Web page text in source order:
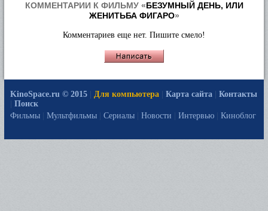
КОММЕНТАРИИ К ФИЛЬМУ «БЕЗУМНЫЙ ДЕНЬ, ИЛИ
ЖЕНИТЬБА ФИГАРО»
Комментариев еще нет. Пишите смело!
KinoSpace.ru © 2015 Для компьютера Карта сайта
Контакты
Поиск
Фильмы
Мультфильмы Сериалы Новости Интервью Киноблог